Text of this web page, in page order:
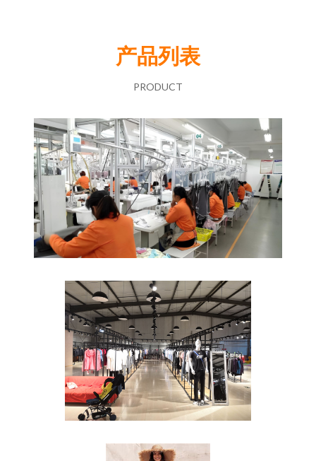
产品列表
PRODUCT